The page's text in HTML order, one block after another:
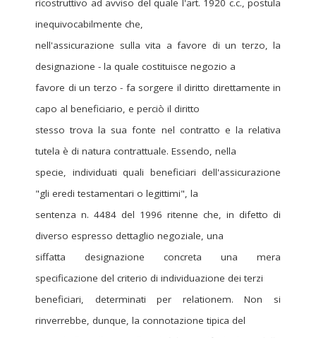
ricostruttivo ad avviso del quale l'art. 1920 c.c., postula
inequivocabilmente che,
nell'assicurazione sulla vita a favore di un terzo, la
designazione - la quale costituisce negozio a
favore di un terzo - fa sorgere il diritto direttamente in
capo al beneficiario, e perciò il diritto
stesso trova la sua fonte nel contratto e la relativa
tutela è di natura contrattuale. Essendo, nella
specie, individuati quali beneficiari dell'assicurazione
"gli eredi testamentari o legittimi", la
sentenza n. 4484 del 1996 ritenne che, in difetto di
diverso espresso dettaglio negoziale, una
siffatta designazione concreta una mera
specificazione del criterio di individuazione dei terzi
beneficiari, determinati per relationem. Non si
rinverrebbe, dunque, la connotazione tipica del